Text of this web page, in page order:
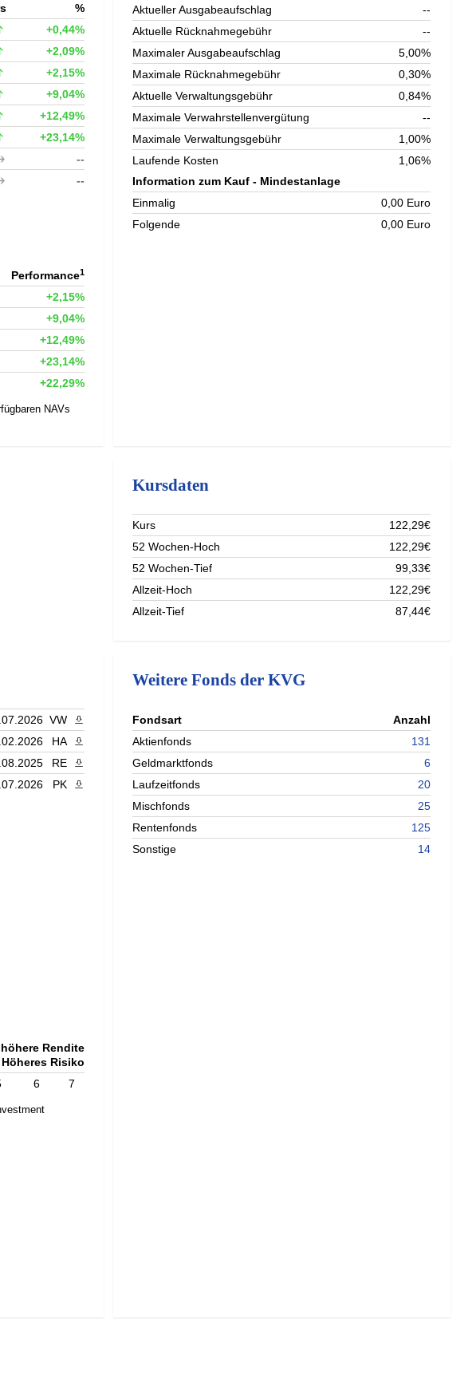
%
+0,44%
+2,09%
+2,15%
+9,04%
+12,49%
+23,14%
--
--
Performance1
+2,15%
+9,04%
+12,49%
+23,14%
+22,29%
NAVs
Aktueller Ausgabeaufschlag
--
Aktuelle Rücknahmegebühr
--
Maximaler Ausgabeaufschlag
5,00%
Maximale Rücknahmegebühr
0,30%
Aktuelle Verwaltungsgebühr
0,84%
Maximale Verwahrstellenvergütung
--
Maximale Verwaltungsgebühr
1,00%
Laufende Kosten
1,06%
Information zum Kauf - Mindestanlage
Einmalig
0,00 Euro
Folgende
0,00 Euro
Kursdaten
Kurs
122,29€
52 Wochen-Hoch
122,29€
52 Wochen-Tief
99,33€
Allzeit-Hoch
122,29€
Allzeit-Tief
87,44€
VW
PDF herunterladen
HA
PDF herunterladen
RE
PDF herunterladen
PK PDF herunterladen
Rendite
Höheres Risiko
6 7
Weitere Fonds der KVG
Fondsart
Anzahl
Aktienfonds
131
Geldmarktfonds
6
Laufzeitfonds
20
Mischfonds
25
Rentenfonds
125
Sonstige
14